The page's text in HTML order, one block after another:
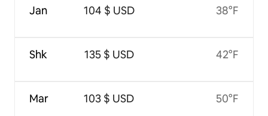
Jan
Shk
Mar
104 $ USD
135 $ USD
103 $ USD
38°F
42°F
50°F